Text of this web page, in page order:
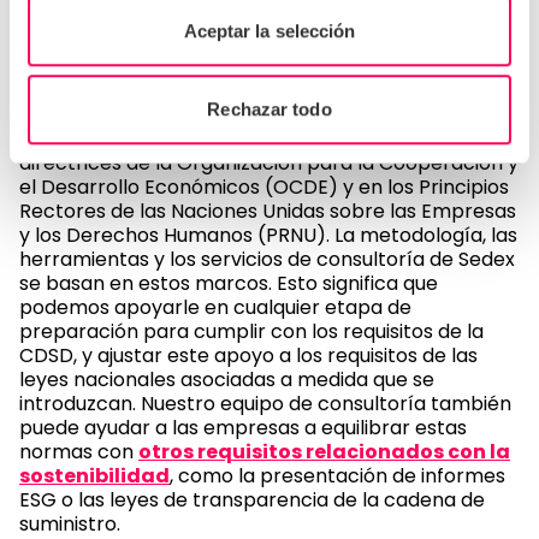
Aceptar la selección
Rechazar todo
empresas trabajen para comprender los
requisitos del proyecto de ley. Fíjate en cuáles
son las expectativas y en lo que tu empresa ya
hace, para empezar a identificar las carencias.
El proyecto de ley se basa en gran medida en las
directrices de la Organización para la Cooperación y
el Desarrollo Económicos (OCDE) y en los Principios
Rectores de las Naciones Unidas sobre las Empresas
y los Derechos Humanos (PRNU). La metodología, las
herramientas y los servicios de consultoría de Sedex
se basan en estos marcos. Esto significa que
podemos apoyarle en cualquier etapa de
preparación para cumplir con los requisitos de la
CDSD, y ajustar este apoyo a los requisitos de las
leyes nacionales asociadas a medida que se
introduzcan. Nuestro equipo de consultoría también
puede ayudar a las empresas a equilibrar estas
normas con otros requisitos relacionados con la
sostenibilidad, como la presentación de informes
ESG o las leyes de transparencia de la cadena de
suministro.